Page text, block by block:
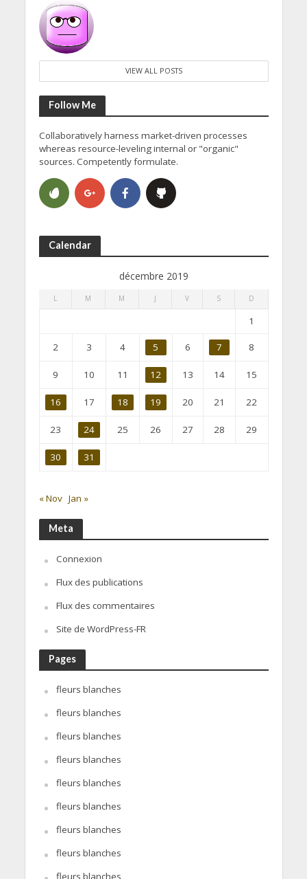
VIEW ALL POSTS
Follow Me
Collaboratively harness market-driven processes
whereas resource-leveling internal or "organic"
sources. Competently formulate.
Calendar
décembre 2019
L M M J V S D
1
2 3 4 5 6 7 8
9 10 11 12 13 14 15
16 17 18 19 20 21 22
23 24 25 26 27 28 29
30 31
« Nov Jan »
Meta
Connexion
Flux des publications
Flux des commentaires
Site de WordPress-FR
Pages
fleurs blanches
fleurs blanches
fleurs blanches
fleurs blanches
fleurs blanches
fleurs blanches
fleurs blanches
fleurs blanches
fleurs blanches